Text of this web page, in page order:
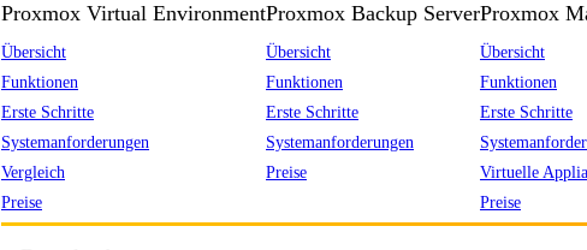
Proxmox Virtual Environment
Übersicht
Funktionen
Erste Schritte
Systemanforderungen
Vergleich
Preise
Proxmox Backup Server
Übersicht
Funktionen
Erste Schritte
Systemanforderungen
Preise
Proxmox
Übersicht
Funktionen
Erste Schritte
Virtuelle
Preise